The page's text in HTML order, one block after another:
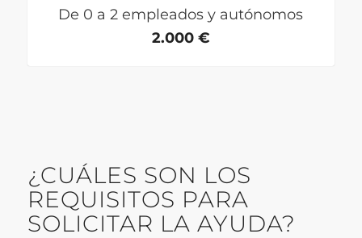
De 0 a 2 empleados y autónomos
2.000 €
¿CUÁLES SON LOS
REQUISITOS PARA
SOLICITAR LA AYUDA?